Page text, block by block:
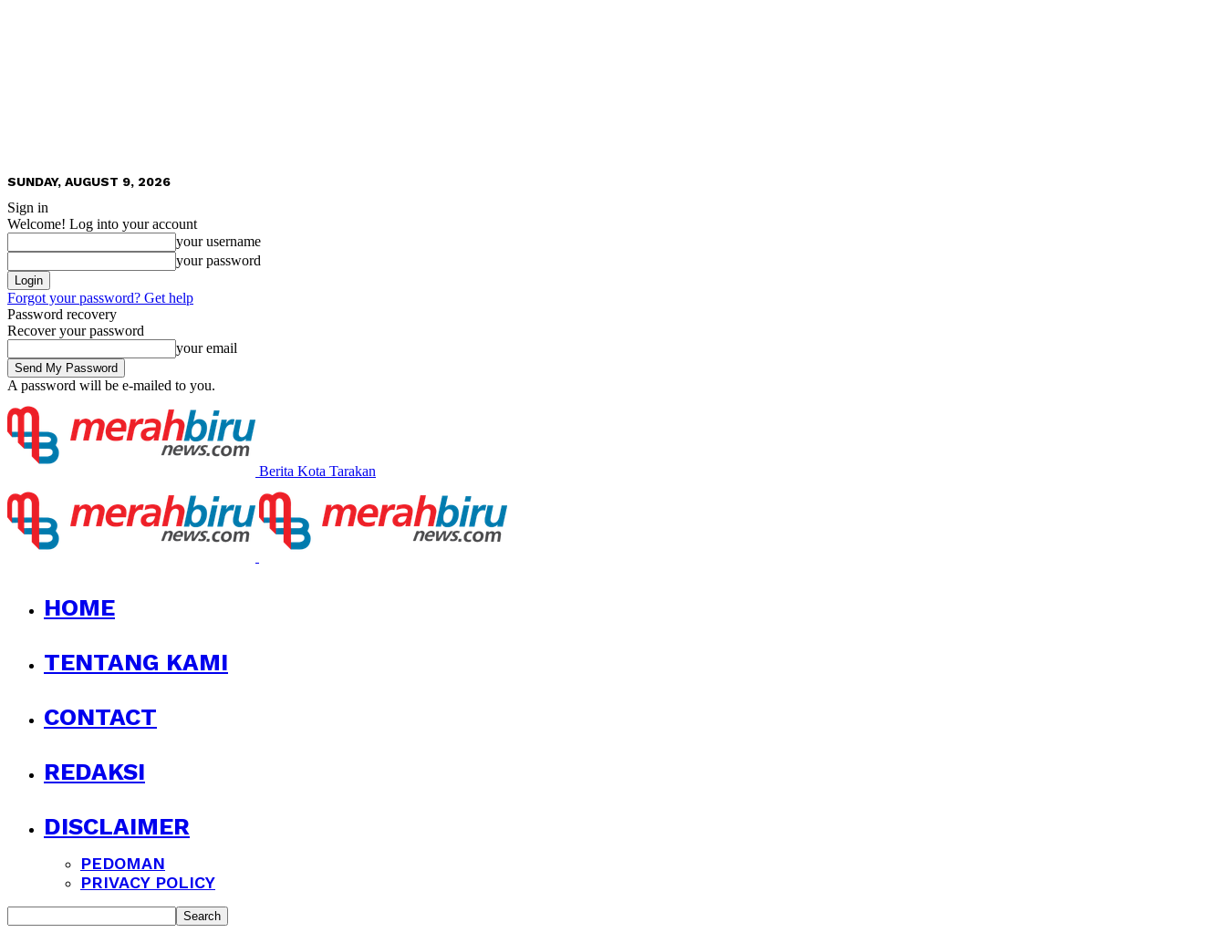
SUNDAY, AUGUST 9, 2026
Sign in
Welcome! Log into your account
your username
your password
Forgot your password? Get help
Password recovery
Recover your password
your email
A password will be e-mailed to you.
Berita Kota Tarakan
HOME
TENTANG KAMI
CONTACT
REDAKSI
DISCLAIMER
PEDOMAN
PRIVACY POLICY